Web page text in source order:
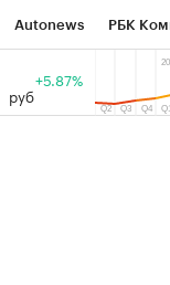
Autonews РБК
Тренды
руб
+5.87%